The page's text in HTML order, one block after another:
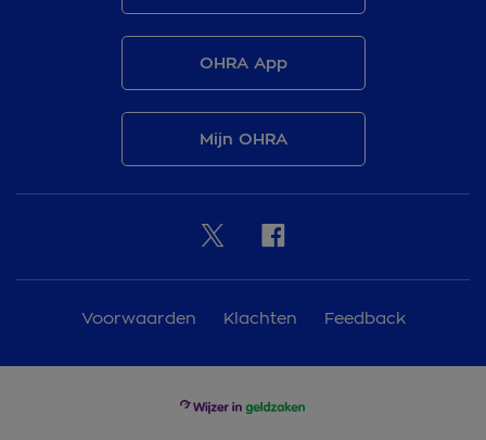
OHRA App
Mijn OHRA
Voorwaarden Klachten Feedback